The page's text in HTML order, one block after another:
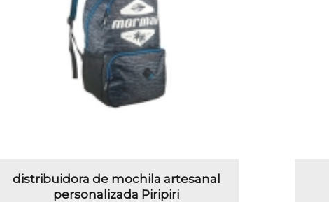
distribuidora de mochila artesanal
personalizada Piripiri